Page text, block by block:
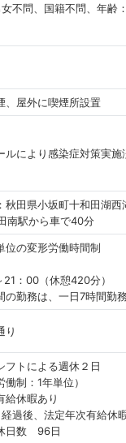
不問、国籍不問、年齢
、屋外に喫煙所設置
ルにより感染症対策実施
秋田県小坂町十和田湖西
南駅から車で40分
位の変形労働時間制
：00（休憩420分）
の勤務は、一日7時間勤
り
フトによる週休２日
働制：1年単位）
給休暇あり
過後、法定年次有給休
日数 96日